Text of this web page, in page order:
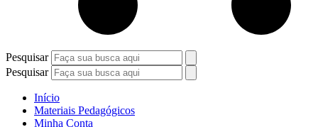
Pesquisar
Pesquisar
Início
Materiais Pedagógicos
Minha Conta